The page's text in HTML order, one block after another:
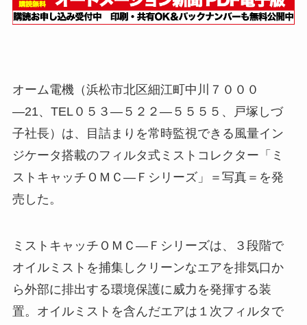
オーム電機（浜松市北区細江町中川７０００
―21、TEL０５３―５２２―５５５５、戸塚しづ
子社長）は、目詰まりを常時監視できる風量イン
ジケータ搭載のフィルタ式ミストコレクター「ミ
ストキャッチＯＭＣ―Ｆシリーズ」＝写真＝を発
売した。
ミストキャッチＯＭＣ―Ｆシリーズは、３段階で
オイルミストを捕集しクリーンなエアを排気口か
ら外部に排出する環境保護に威力を発揮する装
置。オイルミストを含んだエアは１次フィルタで